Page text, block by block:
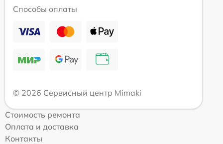
Способы оплаты
© 2026 Сервисный центр Mimaki
Стоимость ремонта
Оплата и доставка
Контакты